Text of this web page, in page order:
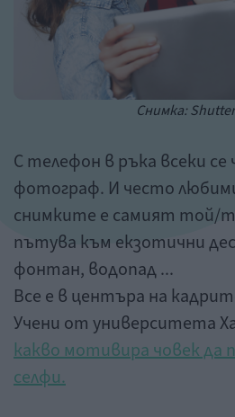
Снимка:
С телефон в ръка всеки се
фотограф. И често
снимките е самият той/
пътува към екзотични
фонтан, водопад ...
Все е в центъра на
Учени от университета
какво мотивира човек да
селфи.